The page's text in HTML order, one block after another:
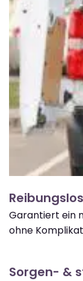
Garantiert ein
ohne
Sorgen- &